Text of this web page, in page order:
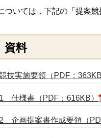
いては，下記の「提案競
資料
技実施要領（PDF：
仕様書（PDF：616KB）
企画提案書作成要領（